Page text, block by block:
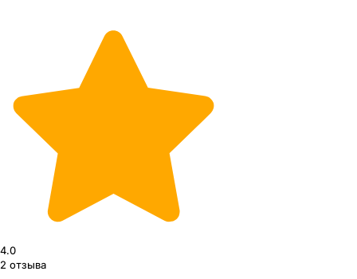
4.0
2 отзыва